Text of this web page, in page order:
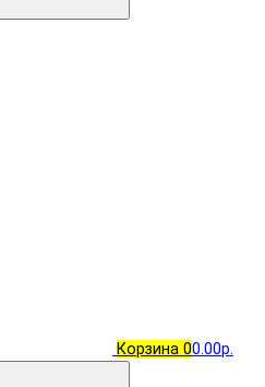
Корзина 00.00р.